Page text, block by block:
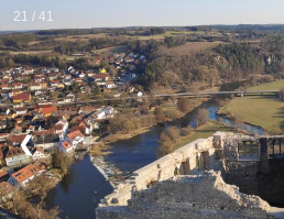
21 / 41
❮